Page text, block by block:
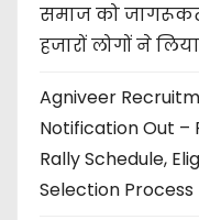
समाज को
हजारों लोगों ने
Agniveer
Notification Out –
Rally Schedule,
Selection Process